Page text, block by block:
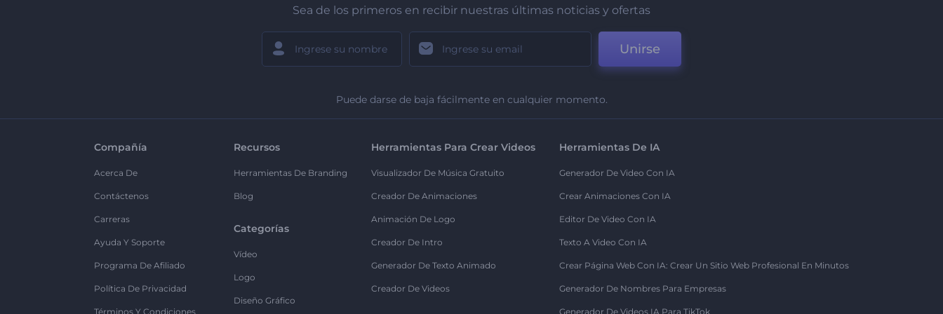
Sea de los primeros en recibir nuestras últimas noticias y ofertas
Unirse
Puede darse de baja fácilmente en cualquier momento.
Compañía
Acerca De
Contáctenos
Carreras
Ayuda Y Soporte
Programa De Afiliado
Política De Privacidad
Términos Y Condiciones
Recursos
Herramientas De Branding
Blog
Categorías
Vídeo
Logo
Diseño Gráfico
Herramientas Para Crear Videos
Visualizador De Música Gratuito
Creador De Animaciones
Animación De Logo
Creador De Intro
Generador De Texto Animado
Creador De Videos
Herramientas De IA
Generador De Video Con IA
Crear Animaciones Con IA
Editor De Video Con IA
Texto A Video Con IA
Crear Página Web Con IA: Crear Un Sitio Web Profesional En Minutos
Generador De Nombres Para Empresas
Generador De Videos IA Para TikTok